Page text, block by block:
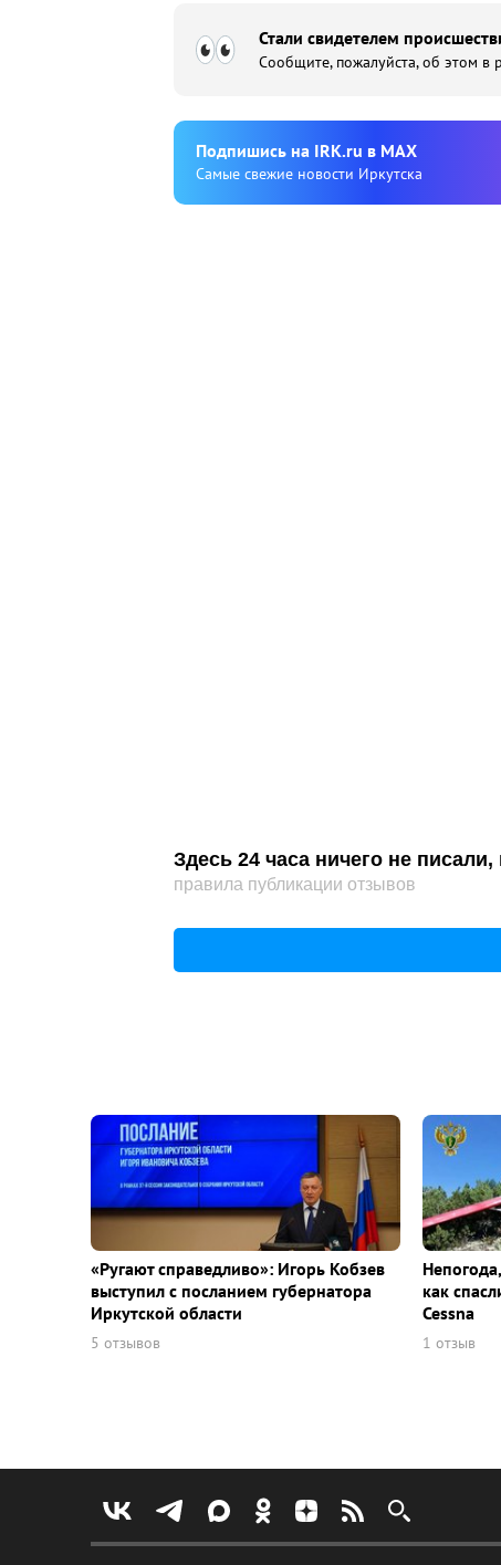
Стали свидетелем
Сообщите, пожалуйста, об этом в
Подпишиcь на IRK.ru в MAX
Cамые свежие новости Иркутска
Здесь 24 часа ничего не
правила публикации отзывов
«Ругают справедливо»: Игорь Кобзев
выступил с посланием губернатора
Иркутской области
5 отзывов
как
Cessna
1 отзыв